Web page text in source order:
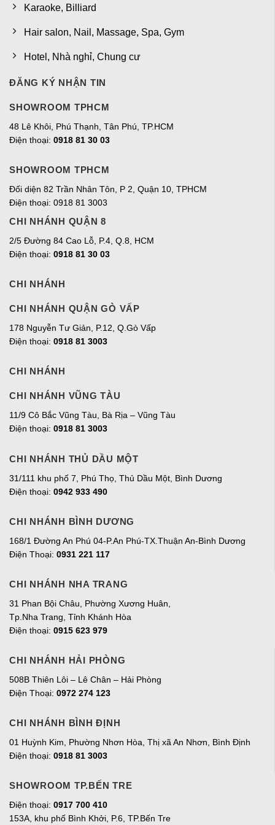
Karaoke, Billiard
Hair salon, Nail, Massage, Spa, Gym
Hotel, Nhà nghỉ, Chung cư
ĐĂNG KÝ NHẬN TIN
SHOWROOM TPHCM
48 Lê Khôi, Phú Thạnh, Tân Phú, TP.HCM
Điện thoại: 0918 81 30 03
SHOWROOM TPHCM
Đối diện 82 Trần Nhân Tôn, P 2, Quận 10, TPHCM
Điện thoại: 0918 81 3003
CHI NHÁNH QUẬN 8
2/5 Đường 84 Cao Lỗ, P.4, Q.8, HCM
Điện thoại: 0918 81 30 03
CHI NHÁNH
CHI NHÁNH QUẬN GÒ VẤP
178 Nguyễn Tư Giản, P.12, Q.Gò Vấp
Điện thoại: 0918 81 3003
CHI NHÁNH
CHI NHÁNH VŨNG TÀU
11/9 Cô Bắc Vũng Tàu, Bà Rịa – Vũng Tàu
Điện thoại: 0918 81 3003
CHI NHÁNH THỦ DẦU MỘT
31/111 khu phố 7, Phú Thọ, Thủ Dầu Một, Bình Dương
Điện thoại: 0942 933 490
CHI NHÁNH BÌNH DƯƠNG
168/1 Đường An Phú 04-P.An Phú-TX.Thuận An-Bình Dương
Điện Thoại: 0931 221 117
CHI NHÁNH NHA TRANG
31 Phan Bội Châu, Phường Xương Huân,
Tp.Nha Trang, Tỉnh Khánh Hòa
Điện thoại: 0915 623 979
CHI NHÁNH HẢI PHÒNG
508B Thiên Lôi – Lê Chân – Hải Phòng
Điện Thoại: 0972 274 123
CHI NHÁNH BÌNH ĐỊNH
01 Huỳnh Kim, Phường Nhơn Hòa, Thị xã An Nhơn, Bình Định
Điện thoại: 0918 81 3003
SHOWROOM TP.BẾN TRE
Điện thoại: 0917 700 410
153A, khu phố Bình Khởi, P.6, TP.Bến Tre